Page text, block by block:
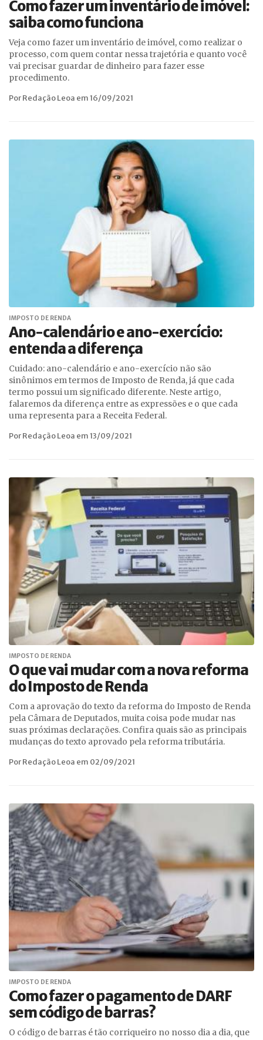
Como fazer um inventário de imóvel:
saiba como funciona
Veja como fazer um inventário de imóvel, como realizar o
processo, com quem contar nessa trajetória e quanto você
vai precisar guardar de dinheiro para fazer esse
procedimento.
Por Redação Leoa em 16/09/2021
IMPOSTO DE RENDA
Ano-calendário e ano-exercício:
entenda a diferença
Cuidado: ano-calendário e ano-exercício não são
sinônimos em termos de Imposto de Renda, já que cada
termo possui um significado diferente. Neste artigo,
falaremos da diferença entre as expressões e o que cada
uma representa para a Receita Federal.
Por Redação Leoa em 13/09/2021
IMPOSTO DE RENDA
O que vai mudar com a nova reforma
do Imposto de Renda
Com a aprovação do texto da reforma do Imposto de Renda
pela Câmara de Deputados, muita coisa pode mudar nas
suas próximas declarações. Confira quais são as principais
mudanças do texto aprovado pela reforma tributária.
Por Redação Leoa em 02/09/2021
IMPOSTO DE RENDA
Como fazer o pagamento de DARF
sem código de barras?
O código de barras é tão corriqueiro no nosso dia a dia, que